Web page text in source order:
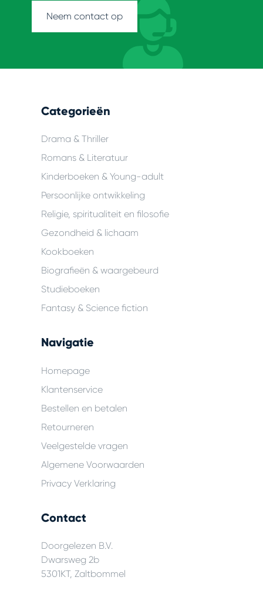
Neem contact op
Categorieën
Drama & Thriller
Romans & Literatuur
Kinderboeken & Young-adult
Persoonlijke ontwikkeling
Religie, spiritualiteit en filosofie
Gezondheid & lichaam
Kookboeken
Biografieën & waargebeurd
Studieboeken
Fantasy & Science fiction
Navigatie
Homepage
Klantenservice
Bestellen en betalen
Retourneren
Veelgestelde vragen
Algemene Voorwaarden
Privacy Verklaring
Contact
Doorgelezen B.V.
Dwarsweg 2b
5301KT, Zaltbommel